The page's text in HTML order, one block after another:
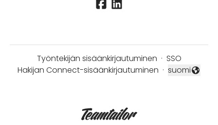
Työntekijän sisäänkirjautuminen · SSO
Hakijan Connect-sisäänkirjautuminen · Vaihda kieli
suomi